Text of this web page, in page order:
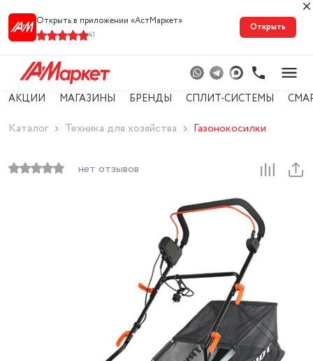
Открыть в приложении «АстМарке‪т‬»
41
Открыть
АКЦИИ МАГАЗИНЫ БРЕНДЫ СПЛИТ-СИСТЕМЫ
Каталог Техника для хозяйства Газонокосилки
нет отзывов